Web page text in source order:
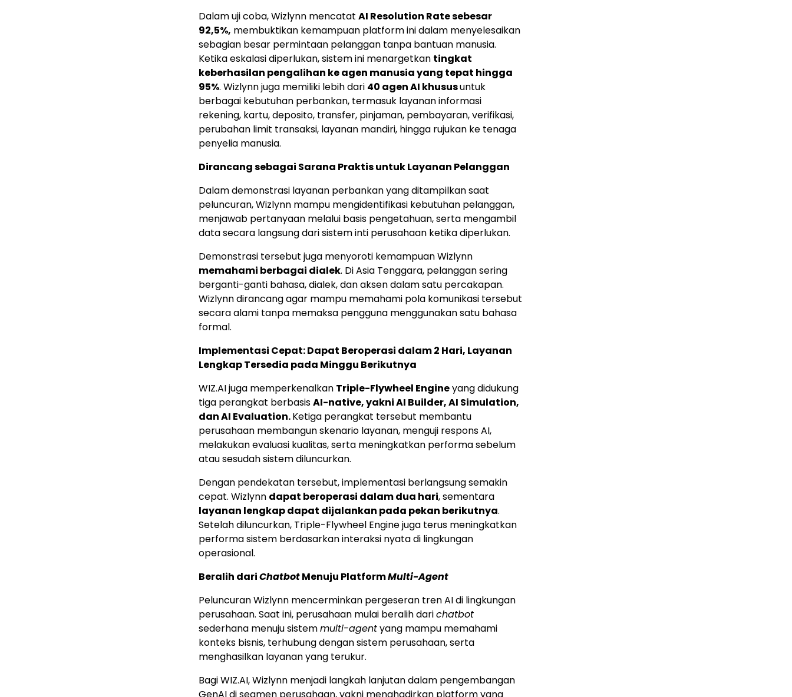
Dalam uji coba, Wizlynn mencatat AI Resolution Rate sebesar
92,5%, membuktikan kemampuan platform ini dalam menyelesaikan
sebagian besar permintaan pelanggan tanpa bantuan manusia.
Ketika eskalasi diperlukan, sistem ini menargetkan tingkat
keberhasilan pengalihan ke agen manusia yang tepat hingga
95%. Wizlynn juga memiliki lebih dari 40 agen AI khususuntuk
berbagai kebutuhan perbankan, termasuk layanan informasi
rekening, kartu, deposito, transfer, pinjaman, pembayaran, verifikasi,
perubahan limit transaksi, layanan mandiri, hingga rujukan ke tenaga
penyelia manusia.
Dirancang sebagai Sarana Praktis untuk Layanan Pelanggan
Dalam demonstrasi layanan perbankan yang ditampilkan saat
peluncuran, Wizlynn mampu mengidentifikasi kebutuhan pelanggan,
menjawab pertanyaan melalui basis pengetahuan, serta mengambil
data secara langsung dari sistem inti perusahaan ketika diperlukan.
Demonstrasi tersebut juga menyoroti kemampuan Wizlynn
memahami berbagai dialek. Di Asia Tenggara, pelanggan sering
berganti-ganti bahasa, dialek, dan aksen dalam satu percakapan.
Wizlynn dirancang agar mampu memahami pola komunikasi tersebut
secara alami tanpa memaksa pengguna menggunakan satu bahasa
formal.
Implementasi Cepat: Dapat Beroperasi dalam 2 Hari, Layanan
Lengkap Tersedia pada Minggu Berikutnya
WIZ.AI juga memperkenalkan Triple-Flywheel Engineyang didukung
tiga perangkat berbasisAI-native, yakni AI Builder, AI Simulation,
dan AI Evaluation.Ketiga perangkat tersebut membantu
perusahaan membangun skenario layanan, menguji respons AI,
melakukan evaluasi kualitas, serta meningkatkan performa sebelum
atau sesudah sistem diluncurkan.
Dengan pendekatan tersebut, implementasi berlangsung semakin
cepat. Wizlynn dapat beroperasi dalam dua hari, sementara
layanan lengkap dapat dijalankan pada pekan berikutnya.
Setelah diluncurkan, Triple-Flywheel Engine juga terus meningkatkan
performa sistem berdasarkan interaksi nyata di lingkungan
operasional.
Beralih dariChatbotMenuju PlatformMulti-Agent
Peluncuran Wizlynn mencerminkan pergeseran tren AI di lingkungan
perusahaan. Saat ini, perusahaan mulai beralih darichatbot
sederhana menuju sistemmulti-agentyang mampu memahami
konteks bisnis, terhubung dengan sistem perusahaan, serta
menghasilkan layanan yang terukur.
Bagi WIZ.AI, Wizlynn menjadi langkah lanjutan dalam pengembangan
GenAI di segmen perusahaan, yakni menghadirkan platform yang